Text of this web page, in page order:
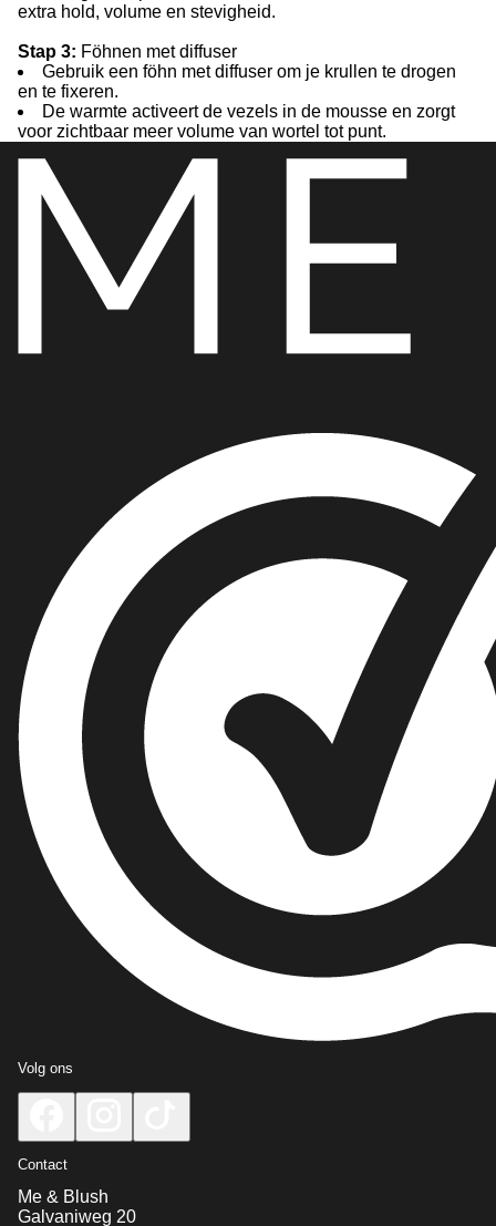
extra hold, volume en stevigheid.
Stap 3: Föhnen met diffuser
Gebruik een föhn met diffuser om je krullen te drogen
en te fixeren.
De warmte activeert de vezels in de mousse en zorgt
voor zichtbaar meer volume van wortel tot punt.
Volg ons
Contact
Me & Blush
Galvaniweg 20